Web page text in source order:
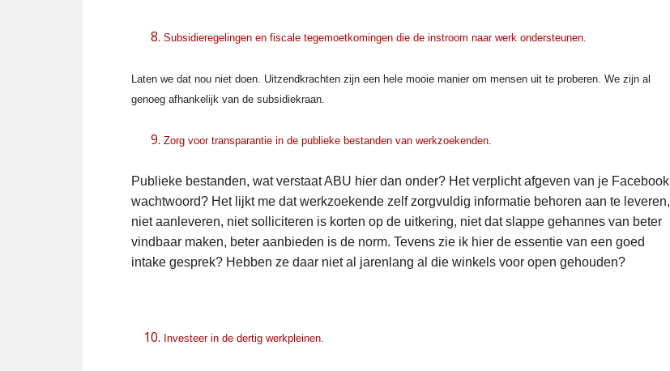
Subsidieregelingen en fiscale tegemoetkomingen die de instroom naar werk ondersteunen.
Laten we dat nou niet doen. Uitzendkrachten zijn een hele mooie manier om mensen uit te proberen. We zijn al
genoeg afhankelijk van de subsidiekraan.
Zorg voor transparantie in de publieke bestanden van werkzoekenden.
Publieke bestanden, wat verstaat ABU hier dan onder? Het verplicht afgeven van je Facebook
wachtwoord? Het lijkt me dat werkzoekende zelf zorgvuldig informatie behoren aan te leveren,
niet aanleveren, niet solliciteren is korten op de uitkering, niet dat slappe gehannes van beter
vindbaar maken, beter aanbieden is de norm. Tevens zie ik hier de essentie van een goed
intake gesprek? Hebben ze daar niet al jarenlang al die winkels voor open gehouden?
Investeer in de dertig werkpleinen.